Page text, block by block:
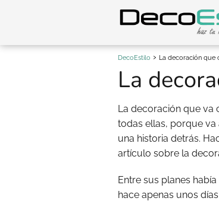
DecoEstilo La decoración que
La
La decoración que va
todas ellas, porque
una historia detrás.
artículo sobre la
Entre sus planes
hace apenas unos